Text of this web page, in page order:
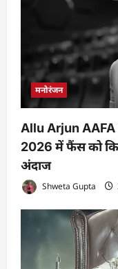
मनोरंजन
Allu Arjun
2026 में फैंस को
अंदाज
Shweta Gupta